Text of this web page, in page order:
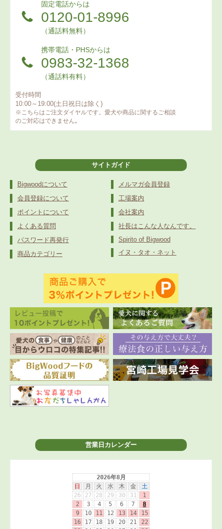
固定電話からは
0120-01-8996
（通話料無料）
携帯電話・PHSからは
0983-32-1368
（通話料有料）
受付時間
10:00～19:00(土日祝日は除く)
※こちらはご注文ダイヤルです。愛犬や商品に関するご相談
のご対応はできません｡
サイトガイド
Bigwoodについて
会員登録について
ポイントについて
よくある質問
パスワード再発行
商品カテゴリー
メルマガ会員登録
工場案内
会社案内
社長はこんな人なんです。
Spirito of Bigwood
イヌ・タオ・ネット
営業日カレンダー